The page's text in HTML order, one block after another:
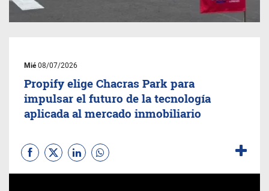
Mié08/07/2026
Propify elige Chacras Park para
impulsar el futuro de la tecnología
aplicada al mercado inmobiliario